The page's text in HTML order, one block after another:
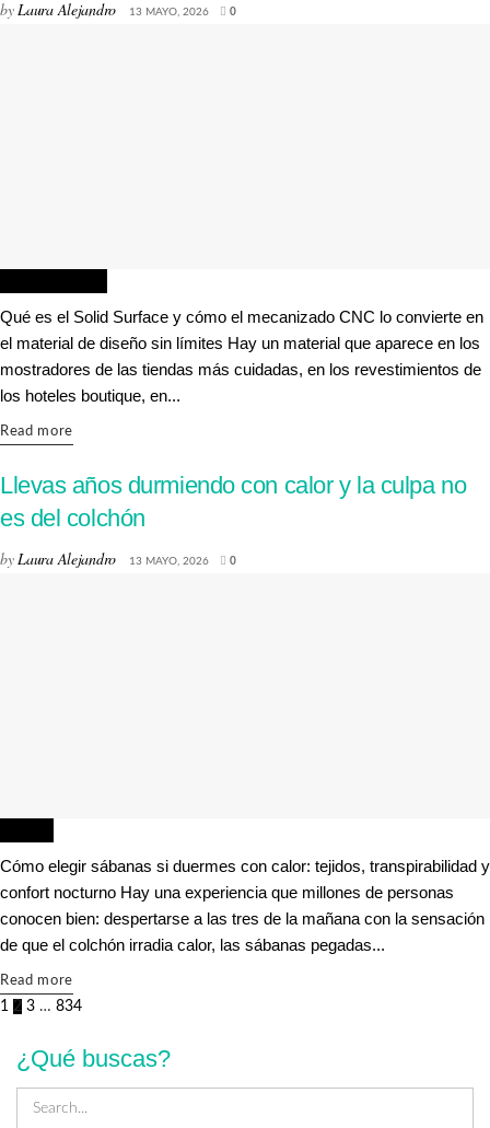
byLaura Alejandro 13 MAYO, 2026 0
Qué es el Solid Surface y cómo el mecanizado CNC lo convierte en
el material de diseño sin límites Hay un material que aparece en los
mostradores de las tiendas más cuidadas, en los revestimientos de
los hoteles boutique, en...
Read moreDetails
Llevas años durmiendo con calor y la culpa no
es del colchón
byLaura Alejandro 13 MAYO, 2026 0
Cómo elegir sábanas si duermes con calor: tejidos, transpirabilidad y
confort nocturno Hay una experiencia que millones de personas
conocen bien: despertarse a las tres de la mañana con la sensación
de que el colchón irradia calor, las sábanas pegadas...
Read moreDetails
1 2 3 … 834
¿Qué buscas?